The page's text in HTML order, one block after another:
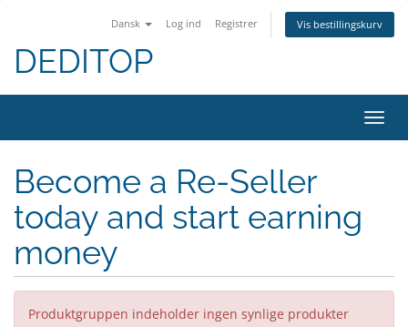
Dansk Log ind Registrer Vis bestillingskurv
DEDITOP
Skift
Become a Re-Seller
today and start earning
money
Produktgruppen indeholder ingen synlige produkter